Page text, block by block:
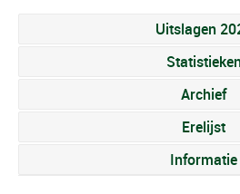
Uitslagen
Archief
Erelijst
Informatie